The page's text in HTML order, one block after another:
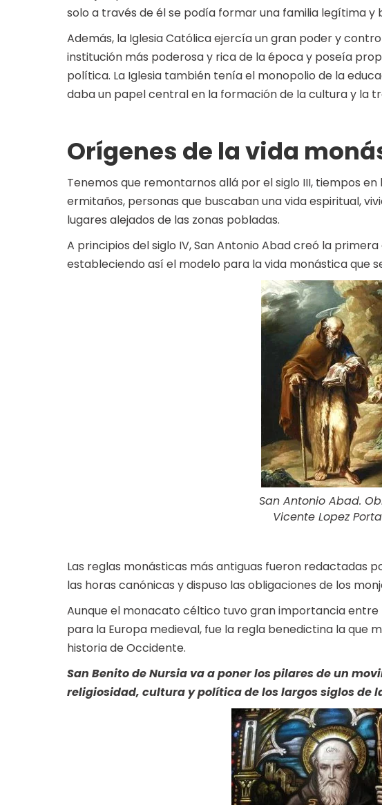
solo a través de él se podía formar una familia legítima y
Además, la Iglesia Católica ejercía un gran poder y
institución más poderosa y rica de la época y poseía
política. La Iglesia también tenía el monopolio de la
daba un papel central en la formación de la cultura y la
Orígenes de la vida
Tenemos que remontarnos allá por el siglo III, tiempos
ermitaños, personas que buscaban una vida espiritual,
lugares alejados de las zonas pobladas.
A principios del siglo IV, San Antonio Abad creó la
estableciendo así el modelo para la vida monástica que
San Antonio Abad.
Vicente Lopez
Las reglas monásticas más antiguas fueron redactadas
las horas canónicas y dispuso las obligaciones de los
Aunque el monacato céltico tuvo gran importancia entre
para la Europa medieval, fue la regla benedictina la que
historia de Occidente.
San Benito de Nursia va a poner los pilares de un
religiosidad, cultura y política de los largos siglos de